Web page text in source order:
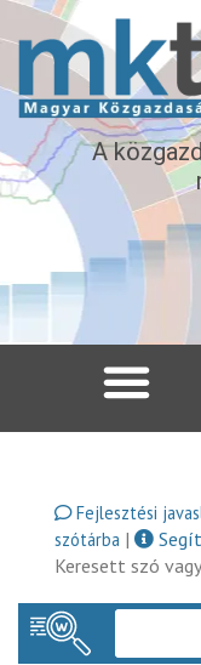
A
Fejlesztési
szótárba |
Keresett szó